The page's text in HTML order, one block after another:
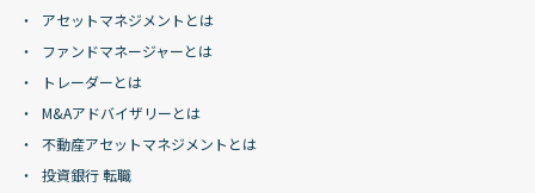
アセットマネジメントとは
ファンドマネージャーとは
トレーダーとは
M&Aアドバイザリーとは
不動産アセットマネジメントとは
投資銀行 転職